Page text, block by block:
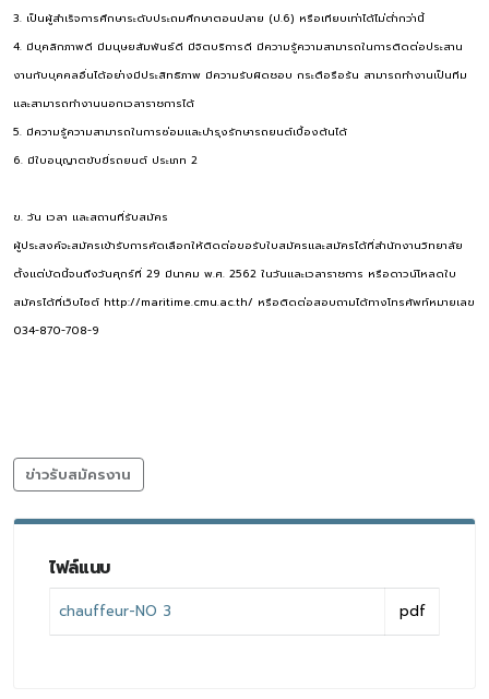
3. เป็นผู้สำเร็จการศึกษาระดับประถมศึกษาตอนปลาย (ป.6) หรือเทียบเท่าได้ไม่ต่ำกว่านี้
4. มีบุคลิกภาพดี มีมนุษยสัมพันธ์ดี มีจิตบริการดี มีความรู้ความสามารถในการติดต่อประสาน
งานกับบุคคลอื่นได้อย่างมีประสิทธิภาพ มีความรับผิดชอบ กระตือรือร้น สามารถทำงานเป็นทีม
และสามารถทำงานนอกเวลาราชการได้
5. มีความรู้ความสามารถในการซ่อมและบำรุงรักษารถยนต์เบื้องต้นได้
6. มีใบอนุญาตขับขี่รถยนต์ ประเภท 2
ข. วัน เวลา และสถานที่รับสมัคร
ผู้ประสงค์จะสมัครเข้ารับการคัดเลือกให้ติดต่อขอรับใบสมัครและสมัครได้ที่สำนักงานวิทยาลัย
ตั้งแต่บัดนี้จนถึงวันศุกร์ที่ 29 มีนาคม พ.ศ. 2562 ในวันและเวลาราชการ หรือดาวน์โหลดใบ
สมัครได้ที่เว็บไซต์ http://maritime.cmu.ac.th/ หรือติดต่อสอบถามได้ทางโทรศัพท์หมายเลข
034-870-708-9
ข่าวรับสมัครงาน
ไฟล์แนบ
chauffeur-NO 3 pdf